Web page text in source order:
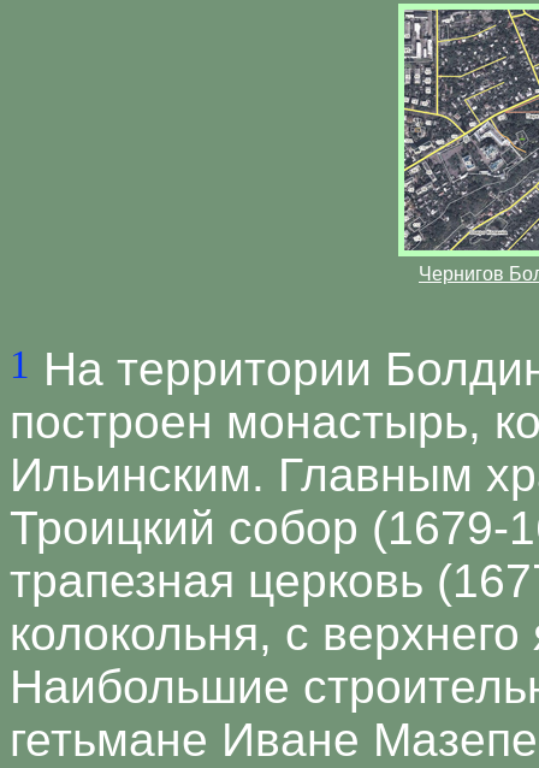
Чернигов
1 На территории
построен монастырь,
Ильинским. Главным
Троицкий собор (1679-
трапезная церковь
колокольня, с
Наибольшие
гетьмане Иване Мазепе